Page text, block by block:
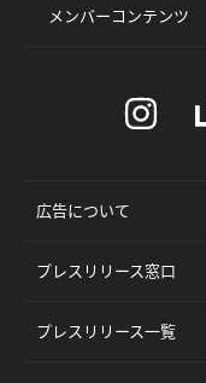
メンバーコンテンツ
広告について
プレスリリース窓口
プレスリリース一覧